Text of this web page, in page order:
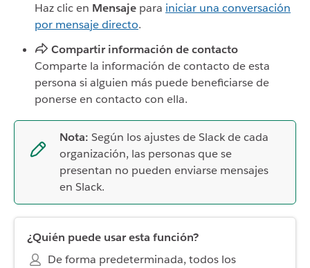
Haz clic en Mensaje para iniciar una conversación
por mensaje directo.
Compartir información de contacto
Comparte la información de contacto de esta
persona si alguien más puede beneficiarse de
ponerse en contacto con ella.
Nota: Según los ajustes de Slack de cada
organización, las personas que se
presentan no pueden enviarse mensajes
en Slack.
¿Quién puede usar esta función?
De forma predeterminada, todos los